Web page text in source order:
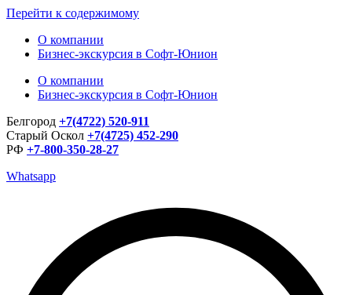
Перейти к содержимому
О компании
Бизнес-экскурсия в Софт-Юнион
О компании
Бизнес-экскурсия в Софт-Юнион
Белгород +7(4722) 520-911
Старый Оскол +7(4725) 452-290
РФ +7-800-350-28-27
Whatsapp